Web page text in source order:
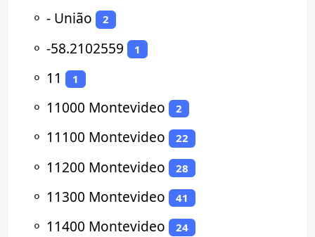
⚬ - União 2
⚬ -58.2102559 1
⚬ 11 1
⚬ 11000 Montevideo 2
⚬ 11100 Montevideo 22
⚬ 11200 Montevideo 28
⚬ 11300 Montevideo 41
⚬ 11400 Montevideo 24